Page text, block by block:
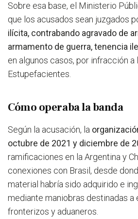
Sobre esa base, el Ministerio
que los acusados sean juzgados
ilícita, contrabando agravado de
armamento de guerra, tenencia
en algunos casos, por infracción a
Estupefacientes.
Cómo operaba la banda
Según la acusación, la
octubre de 2021 y diciembre de
ramificaciones en la Argentina y
conexiones con Brasil, desde
material habría sido adquirido e
mediante maniobras destinadas a
fronterizos y aduaneros.